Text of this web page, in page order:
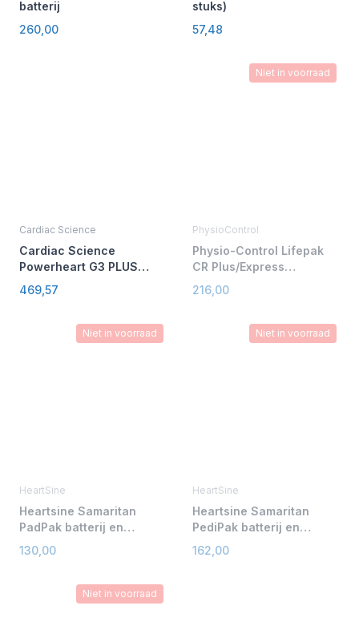
batterij
260,00
stuks)
57,48
Cardiac Science
Cardiac Science
Powerheart G3 PLUS
Batterij
469,57
Niet in voorraad
PhysioControl
Physio-Control Lifepak
CR Plus/Express
vervangingsset
elektroden/accu
216,00
Niet in voorraad
HeartSine
Heartsine Samaritan
PadPak batterij en
elektroden
130,00
Niet in voorraad
HeartSine
Heartsine Samaritan
PediPak batterij en
kinderelektroden
162,00
Niet in voorraad